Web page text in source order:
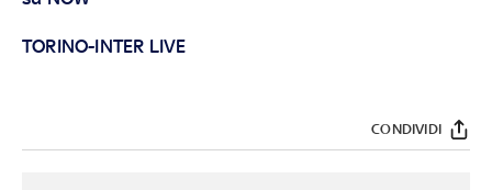
TORINO-INTER LIVE
CONDIVIDI